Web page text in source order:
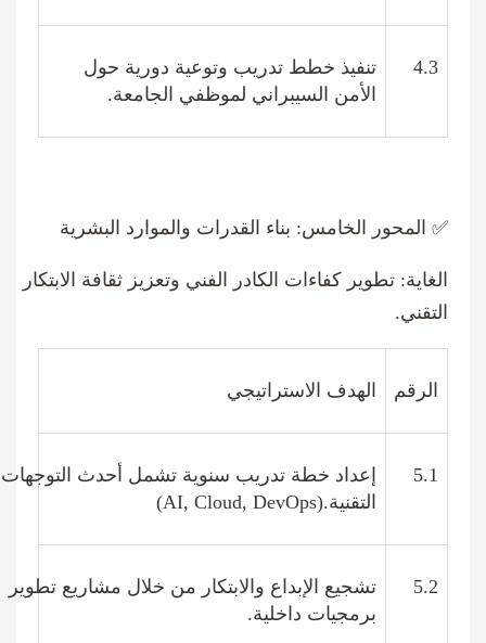
4.3
تنفيذ خطط تدريب وتوعية دورية حول
الأمن السيبراني لموظفي الجامعة.
✅ المحور الخامس: بناء القدرات والموارد البشرية
الغاية: تطوير كفاءات الكادر الفني وتعزيز ثقافة الابتكار
التقني.
الرقم الهدف الاستراتيجي
5.1
إعداد خطة تدريب سنوية تشمل أحدث التوجهات
التقنية(AI, Cloud, DevOps).
5.2
تشجيع الإبداع والابتكار من خلال مشاريع تطوير
برمجيات داخلية.